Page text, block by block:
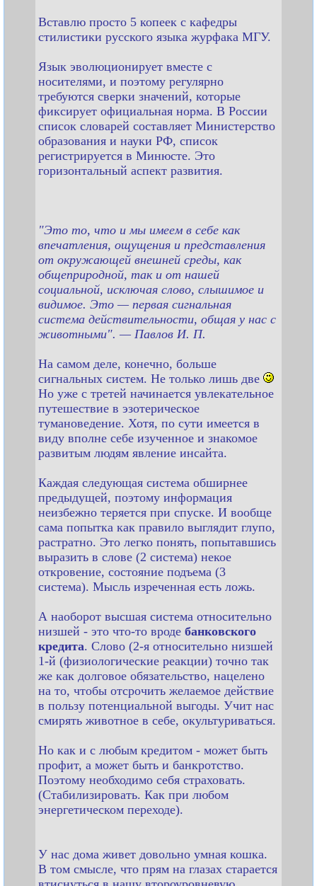
Вставлю просто 5 копеек с кафедры
стилистики русского языка журфака МГУ.
Язык эволюционирует вместе с
носителями, и поэтому регулярно
требуются сверки значений, которые
фиксирует официальная норма. В России
список словарей составляет Министерство
образования и науки РФ, список
регистрируется в Минюсте. Это
горизонтальный аспект развития.
"Это то, что и мы имеем в себе как
впечатления, ощущения и представления
от окружающей внешней среды, как
общеприродной, так и от нашей
социальной, исключая слово, слышимое и
видимое. Это — первая сигнальная
система действительности, общая у нас с
животными". — Павлов И. П.
На самом деле, конечно, больше
сигнальных систем. Не только лишь две
Но уже с третей начинается увлекательное
путешествие в эзотерическое
тумановедение. Хотя, по сути имеется в
виду вполне себе изученное и знакомое
развитым людям явление инсайта.
Каждая следующая система обширнее
предыдущей, поэтому информация
неизбежно теряется при спуске. И вообще
сама попытка как правило выглядит глупо,
растратно. Это легко понять, попытавшись
выразить в слове (2 система) некое
откровение, состояние подъема (3
система). Мысль изреченная есть ложь.
А наоборот высшая система относительно
низшей - это что-то вроде банковского
кредита. Слово (2-я относительно низшей
1-й (физиологические реакции) точно так
же как долговое обязательство, нацелено
на то, чтобы отсрочить желаемое действие
в пользу потенциальной выгоды. Учит нас
смирять животное в себе, окультуриваться.
Но как и с любым кредитом - может быть
профит, а может быть и банкротство.
Поэтому необходимо себя страховать.
(Стабилизировать. Как при любом
энергетическом переходе).
У нас дома живет довольно умная кошка.
В том смысле, что прям на глазах старается